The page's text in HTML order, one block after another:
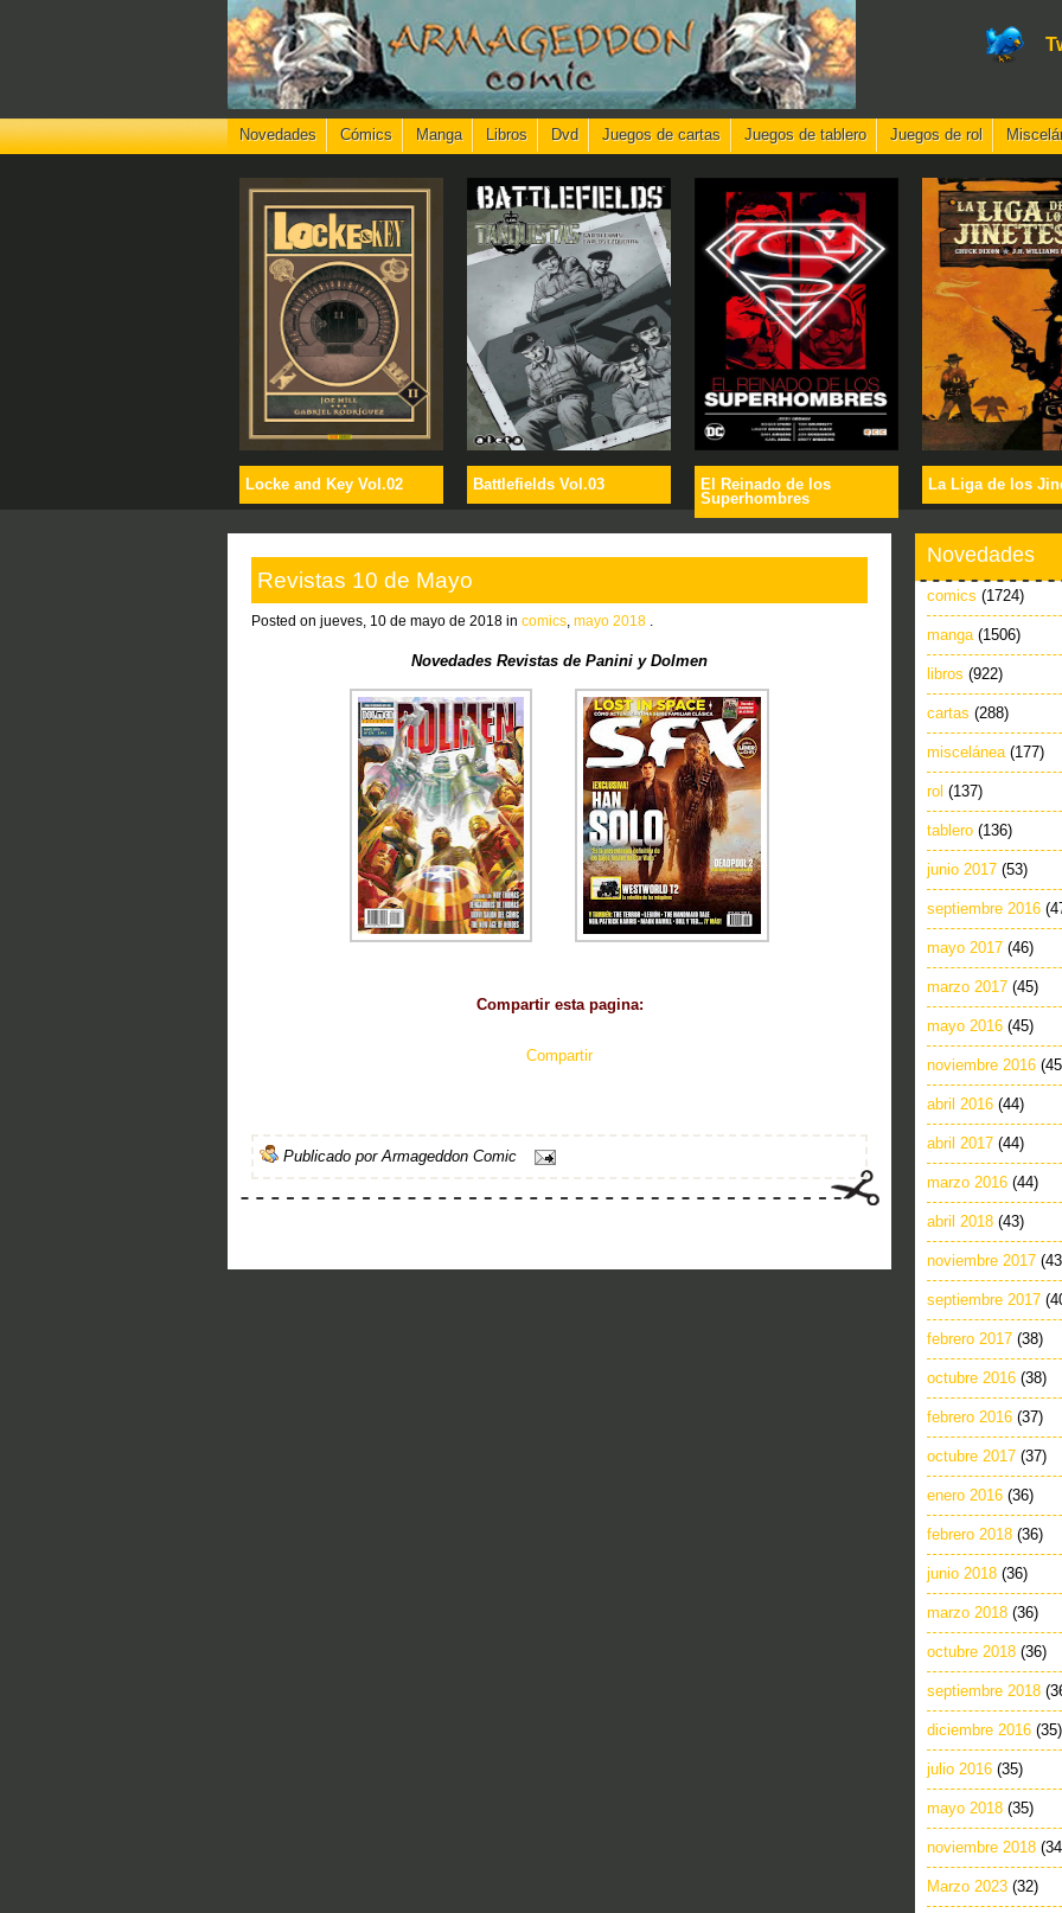
Novedades Cómics Manga Libros Dvd Juegos de cartas Juegos de tablero Juegos de rol
Locke and Key Vol.02 Battlefields Vol.03
El Reinado de los
Superhombres
La Liga de los
Revistas 10 de Mayo
Posted on jueves, 10 de mayo de 2018 in comics mayo 2018
Novedades Revistas de Panini y Dolmen
Compartir esta pagina:
Compartir
Publicado porArmageddon Comic
Novedades
comics (1724)
manga (1506)
libros (922)
cartas (288)
miscelánea (177)
rol (137)
tablero (136)
junio 2017 (53)
septiembre 2016
mayo 2017 (46)
marzo 2017 (45)
mayo 2016 (45)
noviembre 2016
abril 2016 (44)
abril 2017 (44)
marzo 2016 (44)
abril 2018 (43)
noviembre 2017
septiembre 2017
febrero 2017 (38)
octubre 2016 (38)
febrero 2016 (37)
octubre 2017 (37)
enero 2016 (36)
febrero 2018 (36)
junio 2018 (36)
marzo 2018 (36)
octubre 2018 (36)
septiembre 2018
diciembre 2016 (35)
julio 2016 (35)
mayo 2018 (35)
noviembre 2018
Marzo 2023 (32)